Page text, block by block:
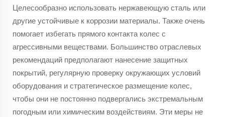
Целесообразно использовать нержавеющую сталь или
другие устойчивые к коррозии материалы. Также очень
помогает избегать прямого контакта колес с
агрессивными веществами. Большинство отраслевых
рекомендаций предполагают нанесение защитных
покрытий, регулярную проверку окружающих условий
оборудования и стратегическое размещение колес,
чтобы они не постоянно подвергались экстремальным
погодным или химическим воздействиям. Эти меры не